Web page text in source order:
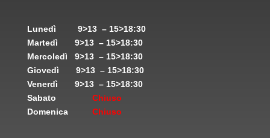
Lunedì 9>13 – 15>18:30
Martedì 9>13 – 15>18:30
Mercoledì 9>13 – 15>18:30
Giovedì 9>13 – 15>18:30
Venerdì 9>13 – 15>18:30
Sabato
Chiuso
Domenica
Chiuso